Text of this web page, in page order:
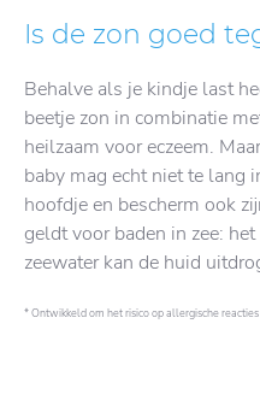
Is de zon goed
Behalve als je kindje last
beetje zon in combinatie
heilzaam voor eczeem.
baby mag echt niet te lang
hoofdje en bescherm ook
geldt voor baden in zee:
zeewater kan de huid
* Ontwikkeld om het risico op allergische